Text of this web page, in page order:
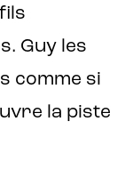
Guy les
comme si
la piste